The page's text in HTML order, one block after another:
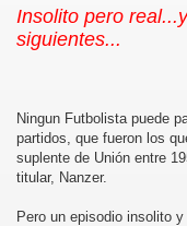
Insolito pero
siguientes...
Ningun Futbolista puede
partidos, que fueron los
suplente de Unión entre
titular, Nanzer.
Pero un episodio insolito